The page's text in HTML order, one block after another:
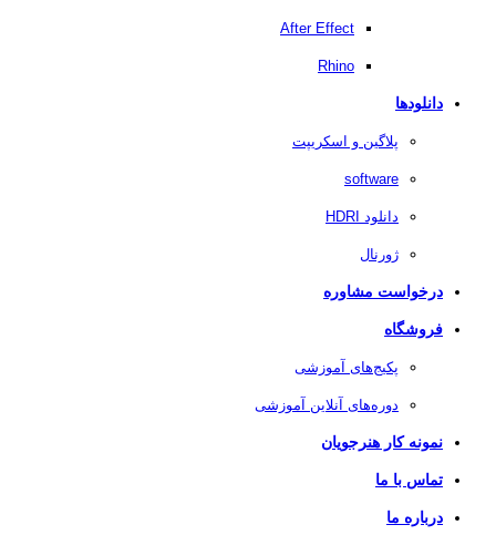
After Effect
Rhino
دانلودها
پلاگین و اسکریپت
software
دانلود HDRI
ژورنال
درخواست مشاوره
فروشگاه
پکیج‌های آموزشی
دوره‌های آنلاین آموزشی
نمونه کار هنرجویان
تماس با ما
درباره ما